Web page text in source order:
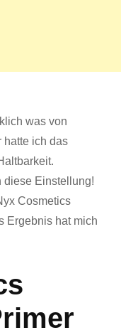
was von
hatte ich das
diese Einstellung!
Cosmetics
Ergebnis hat mich